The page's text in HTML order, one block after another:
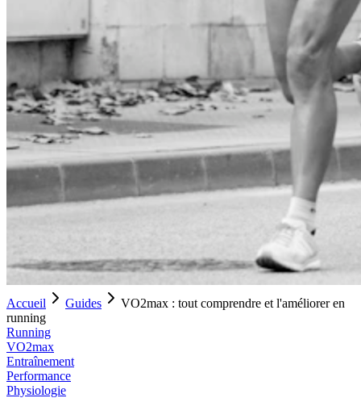
Accueil Guides
VO2max : tout comprendre et l'améliorer en
running
Running
VO2max
Entraînement
Performance
Physiologie